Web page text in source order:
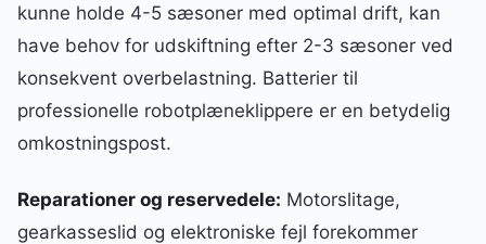
kunne holde 4-5 sæsoner med optimal drift, kan
have behov for udskiftning efter 2-3 sæsoner ved
konsekvent overbelastning. Batterier til
professionelle robotplæneklippere er en betydelig
omkostningspost.
Reparationer og reservedele: Motorslitage,
gearkasseslid og elektroniske fejl forekommer